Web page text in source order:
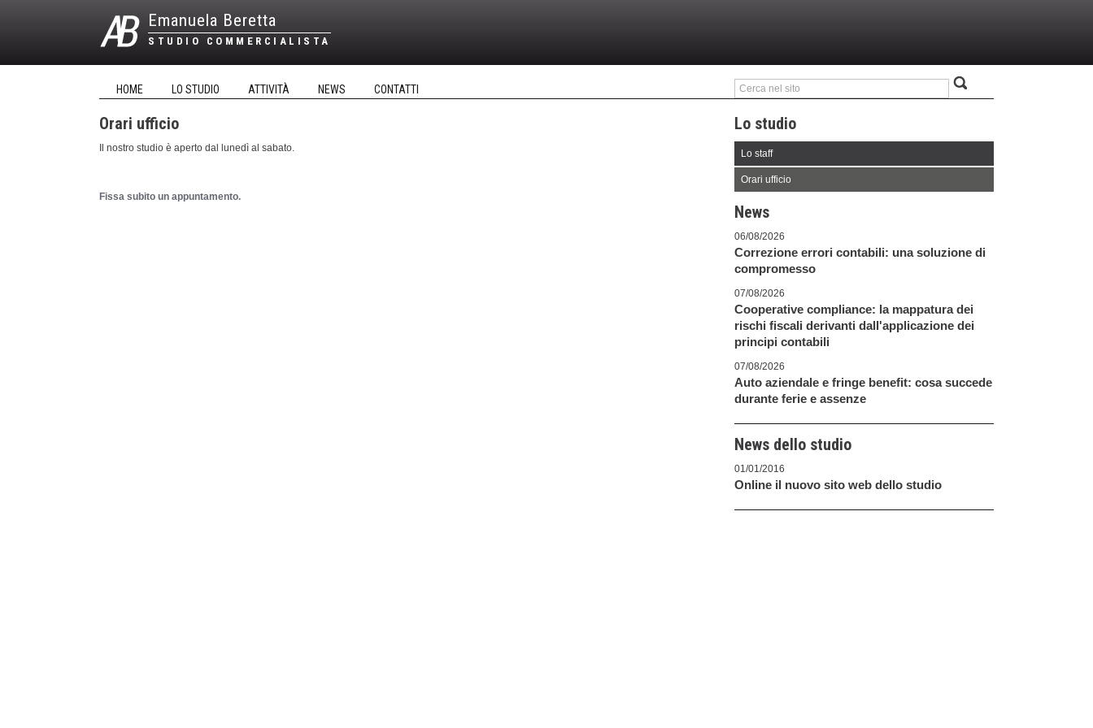
Emanuela Beretta
STUDIO COMMERCIALISTA
HOME LO STUDIO ATTIVITÀ NEWS CONTATTI
Orari ufficio
Il nostro studio è aperto dal lunedì al sabato.
Fissa subito un appuntamento.
Lo studio
Lo staff
Orari ufficio
News
06/08/2026
Correzione errori contabili: una soluzione di
compromesso
07/08/2026
Cooperative compliance: la mappatura dei
rischi fiscali derivanti dall'applicazione dei
principi contabili
07/08/2026
Auto aziendale e fringe benefit: cosa succede
durante ferie e assenze
News dello studio
01/01/2016
Online il nuovo sito web dello studio